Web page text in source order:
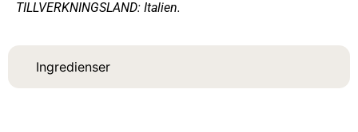
Ingredienser
TILLVERKNINGSLAND: Italien.